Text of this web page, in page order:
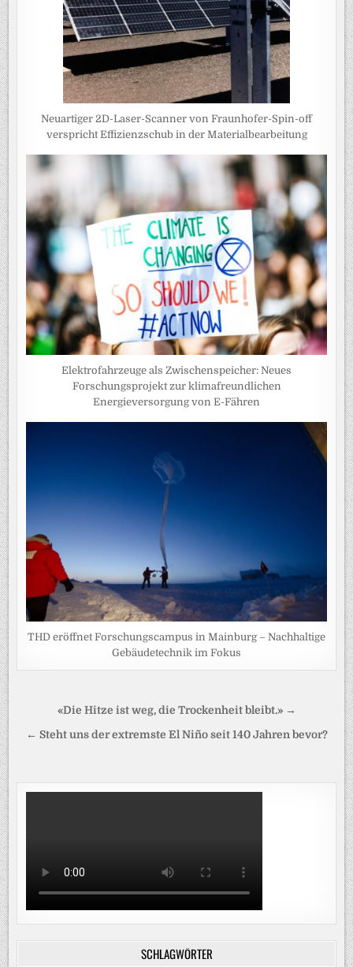
Neuartiger 2D-Laser-Scanner von Fraunhofer-Spin-off
verspricht Effizienzschub in der Materialbearbeitung
Elektrofahrzeuge als Zwischenspeicher: Neues
Forschungsprojekt zur klimafreundlichen
Energieversorgung von E-Fähren
THD eröffnet Forschungscampus in Mainburg – Nachhaltige
Gebäudetechnik im Fokus
Beitragsnavigation
«Die Hitze ist weg, die Trockenheit bleibt.» →
← Steht uns der extremste El Niño seit 140 Jahren bevor?
SCHLAGWÖRTER